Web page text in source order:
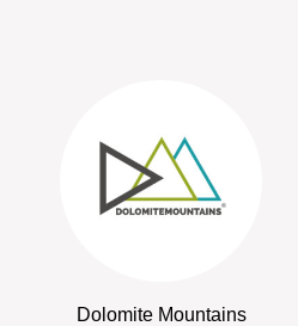
Dolomite Mountains